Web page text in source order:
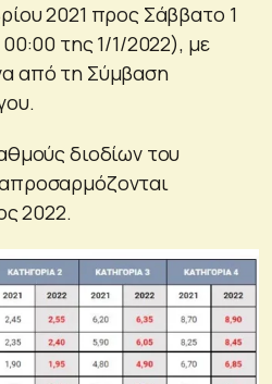
2021 προς Σάββατο 1
της 1/1/2022), με
από τη Σύμβαση
διοδίων του
2022.